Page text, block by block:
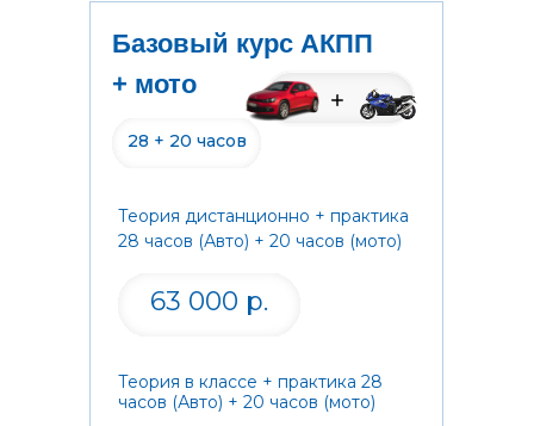
Базовый курс АКПП
+ мото
63 000 р.
28 + 20 часов
Теория в классе + практика 28
часов (Авто) + 20 часов (мото)
Теория дистанционно + практика
28 часов (Авто) + 20 часов (мото)